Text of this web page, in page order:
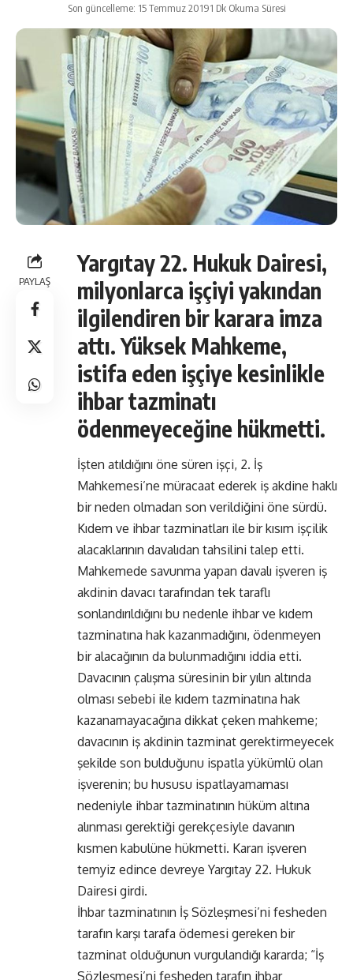
Son güncelleme: 15 Temmuz 20191 Dk Okuma Süresi
PAYLAŞ
Yargıtay 22. Hukuk Dairesi,
milyonlarca işçiyi yakından
ilgilendiren bir karara imza
attı. Yüksek Mahkeme,
istifa eden işçiye kesinlikle
ihbar tazminatı
ödenmeyeceğine hükmetti.
İşten atıldığını öne süren işçi, 2. İş
Mahkemesi’ne müracaat ederek iş akdine haklı
bir neden olmadan son verildiğini öne sürdü.
Kıdem ve ihbar tazminatları ile bir kısım işçilik
alacaklarının davalıdan tahsilini talep etti.
Mahkemede savunma yapan davalı işveren iş
akdinin davacı tarafından tek taraflı
sonlandırıldığını bu nedenle ihbar ve kıdem
tazminatına hak kazanmadığını, ödenmeyen
bir alacağının da bulunmadığını iddia etti.
Davacının çalışma süresinin bir yılın altında
olması sebebi ile kıdem tazminatına hak
kazanamayacağına dikkat çeken mahkeme;
davacının iş akdinin tazminat gerektirmeyecek
şekilde son bulduğunu ispatla yükümlü olan
işverenin; bu hususu ispatlayamaması
nedeniyle ihbar tazminatının hüküm altına
alınması gerektiği gerekçesiyle davanın
kısmen kabulüne hükmetti. Kararı işveren
temyiz edince devreye Yargıtay 22. Hukuk
Dairesi girdi.
İhbar tazminatının İş Sözleşmesi’ni fesheden
tarafın karşı tarafa ödemesi gereken bir
tazminat olduğunun vurgulandığı kararda; “İş
Sözleşmesi’ni fesheden tarafın ihbar